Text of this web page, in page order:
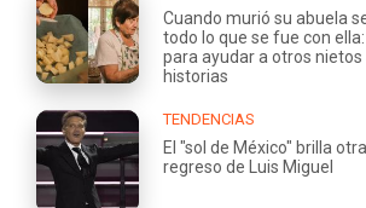
Cuando murió su abuela
todo lo que se fue con
para ayudar a otros
historias
TENDENCIAS
El "sol de México" brilla
regreso de Luis Miguel